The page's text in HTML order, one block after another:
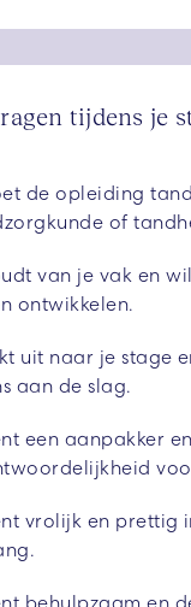
tijdens je
de opleiding
of
van je vak en
ontwikkelen.
uit naar je stage
aan de slag.
een aanpakker
vrolijk en prettig